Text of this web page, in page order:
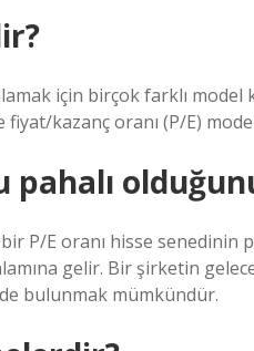
için birçok farklı
kazanç oranı (P/E)
bir P/E oranı hisse
gelir. Bir şirketin
bulunmak mümkündür.